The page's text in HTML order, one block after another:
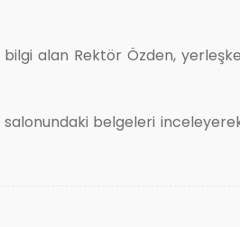
alan Rektör Özden,
salonundaki belgeleri